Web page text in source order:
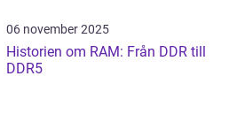
06 november 2025
Historien om RAM: Från DDR till
DDR5